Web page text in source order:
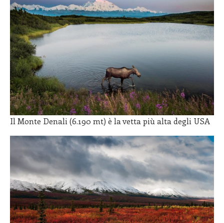
Il Monte Denali (6.190 mt) è la vetta più alta degli USA